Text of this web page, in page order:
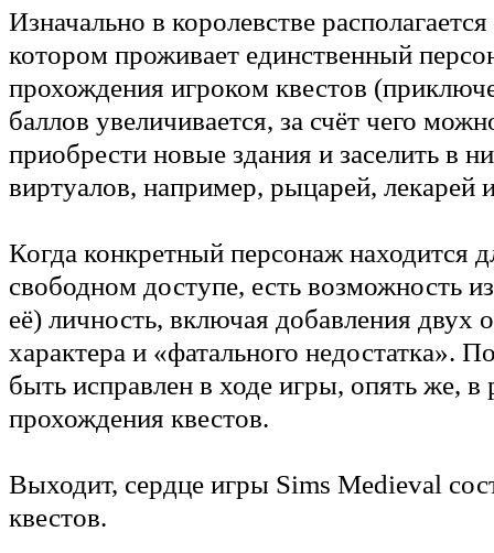
Изначально в королевстве
котором проживает единственный
прохождения игроком квестов
баллов увеличивается, за счёт чего
приобрести новые здания и заселить в
виртуалов, например, рыцарей, лекарей
Когда конкретный персонаж находится
свободном доступе, есть возможность
её) личность, включая добавления двух
характера и «фатального недостатка».
быть исправлен в ходе игры, опять же, в
прохождения квестов.
Выходит, сердце игры Sims Medieval
квестов.